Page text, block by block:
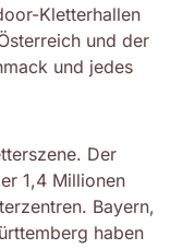
Kletterhallen
und der
und jedes
Der
1,4 Millionen
Bayern,
haben